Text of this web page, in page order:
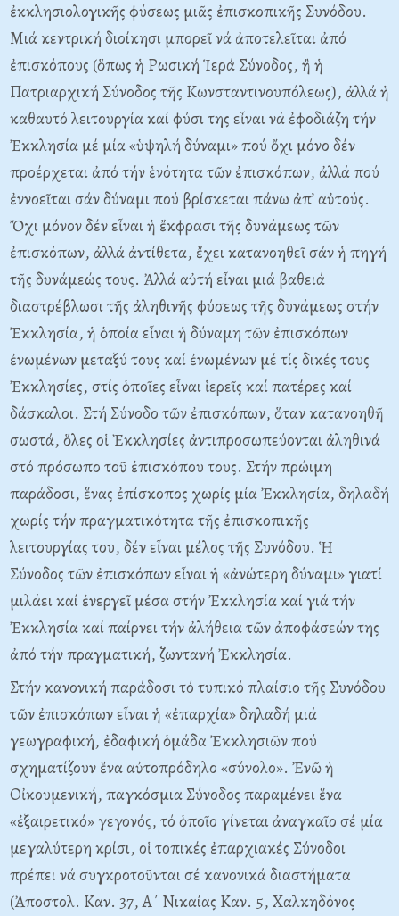
ἐκκλησιολογικῆς φύσεως μιᾶς ἐπισκοπικῆς Συνόδου.
Μιά κεντρική διοίκησι μπορεῖ νά ἀποτελεῖται ἀπό
ἐπισκόπους (ὅπως ἡ Ρωσική Ἱερά Σύνοδος, ἢ ἡ
Πατριαρχική Σύνοδος τῆς Κωνσταντινουπόλεως), ἀλλά ἡ
καθαυτό λειτουργία καί φύσι της εἶναι νά ἐφοδιάζη τήν
Ἐκκλησία μέ μία «ὑψηλή δύναμι» πού ὄχι μόνο δέν
προέρχεται ἀπό τήν ἑνότητα τῶν ἐπισκόπων, ἀλλά πού
ἐννοεῖται σάν δύναμι πού βρίσκεται πάνω ἀπ’ αὐτούς.
Ὄχι μόνον δέν εἶναι ἡ ἔκφρασι τῆς δυνάμεως τῶν
ἐπισκόπων, ἀλλά ἀντίθετα, ἔχει κατανοηθεῖ σάν ἡ πηγή
τῆς δυνάμεώς τους. Ἀλλά αὐτή εἶναι μιά βαθειά
διαστρέβλωσι τῆς ἀληθινῆς φύσεως τῆς δυνάμεως στήν
Ἐκκλησία, ἡ ὁποία εἶναι ἡ δύναμη τῶν ἐπισκόπων
ἐνωμένων μεταξύ τους καί ἐνωμένων μέ τίς δικές τους
Ἐκκλησίες, στίς ὁποῖες εἶναι ἱερεῖς καί πατέρες καί
δάσκαλοι. Στή Σύνοδο τῶν ἐπισκόπων, ὅταν κατανοηθῆ
σωστά, ὅλες οἱ Ἐκκλησίες ἀντιπροσωπεύονται ἀληθινά
στό πρόσωπο τοῦ ἐπισκόπου τους. Στήν πρώιμη
παράδοσι, ἕνας ἐπίσκοπος χωρίς μία Ἐκκλησία, δηλαδή
χωρίς τήν πραγματικότητα τῆς ἐπισκοπικῆς
λειτουργίας του, δέν εἶναι μέλος τῆς Συνόδου. Ἡ
Σύνοδος τῶν ἐπισκόπων εἶναι ἡ «ἀνώτερη δύναμι» γιατί
μιλάει καί ἐνεργεῖ μέσα στήν Ἐκκλησία καί γιά τήν
Ἐκκλησία καί παίρνει τήν ἀλήθεια τῶν ἀποφάσεών της
ἀπό τήν πραγματική, ζωντανή Ἐκκλησία.
Στήν κανονική παράδοσι τό τυπικό πλαίσιο τῆς Συνόδου
τῶν ἐπισκόπων εἶναι ἡ «ἐπαρχία» δηλαδή μιά
γεωγραφική, ἐδαφική ὁμάδα Ἐκκλησιῶν πού
σχηματίζουν ἕνα αὐτοπρόδηλο «σύνολο». Ἐνῶ ἡ
Οἰκουμενική, παγκόσμια Σύνοδος παραμένει ἕνα
«ἐξαιρετικό» γεγονός, τό ὁποῖο γίνεται ἀναγκαῖο σέ μία
μεγαλύτερη κρίσι, οἱ τοπικές ἐπαρχιακές Σύνοδοι
πρέπει νά συγκροτοῦνται σέ κανονικά διαστήματα
(Ἀποστολ. Καν. 37, Α΄ Νικαίας Καν. 5, Χαλκηδόνος